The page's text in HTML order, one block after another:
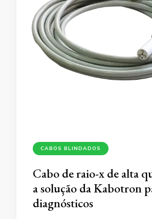
CABOS BLINDADOS
Cabo de raio-x de alta
a solução da Kabotron
diagnósticos